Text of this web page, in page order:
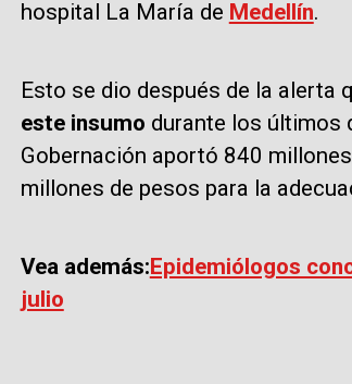
hospital La María de Medellín.
Esto se dio después de la alerta
este insumo durante los últimos
Gobernación aportó 840
millones de pesos para la
Vea además:Epidemiólogos
julio